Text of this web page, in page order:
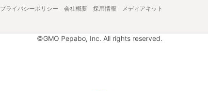
プライバシーポリシー 会社概要 採用情報 メディアキット
©GMO Pepabo, Inc. All rights reserved.